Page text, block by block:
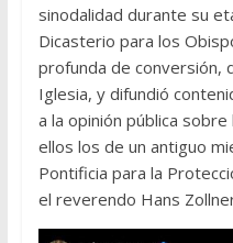
sinodalidad durante su
Dicasterio para los
profunda de conversión,
Iglesia, y difundió
a la opinión pública
ellos los de un antiguo
Pontificia para la
el reverendo Hans